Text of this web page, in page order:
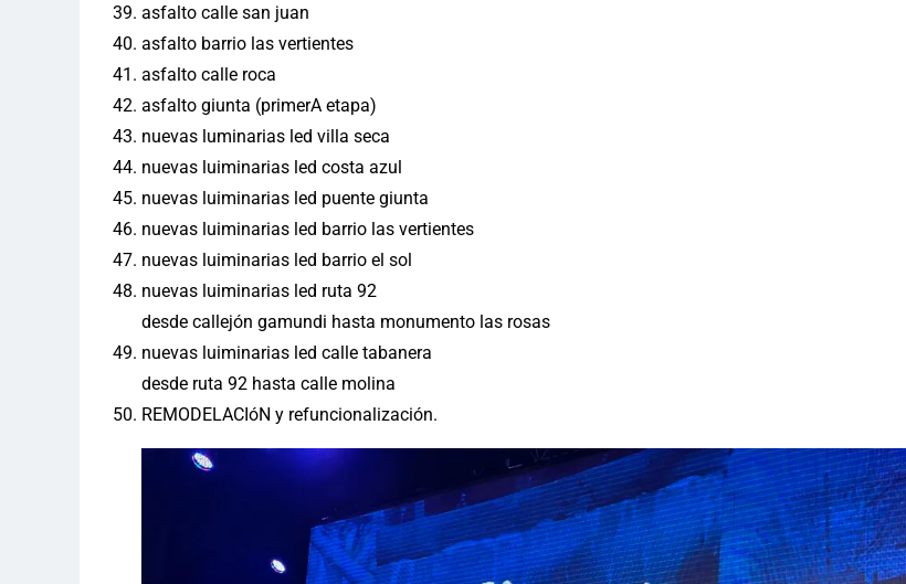
asfalto calle san juan
asfalto barrio las vertientes
asfalto calle roca
asfalto giunta (primerA etapa)
nuevas luminarias led villa seca
nuevas luiminarias led costa azul
nuevas luiminarias led puente giunta
nuevas luiminarias led barrio las vertientes
nuevas luiminarias led barrio el sol
nuevas luiminarias led ruta 92
desde callejón gamundi hasta monumento las rosas
nuevas luiminarias led calle tabanera
desde ruta 92 hasta calle molina
REMODELACIóN y refuncionalización.